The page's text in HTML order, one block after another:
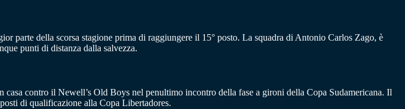
parte della scorsa stagione prima di raggiungere il 15° posto. La squadra di Antonio Carlos Zago, è
punti di distanza dalla salvezza.
contro il Newell’s Old Boys nel penultimo incontro della fase a gironi della Copa Sudamericana. Il
di qualificazione alla Copa Libertadores.